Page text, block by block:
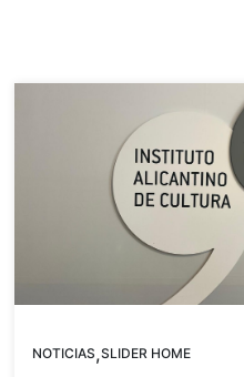
NOTICIAS,SLIDER HOME